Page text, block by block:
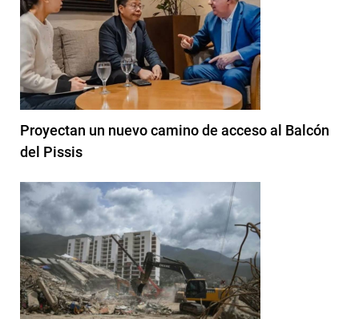
Proyectan un nuevo camino de acceso al Balcón
del Pissis